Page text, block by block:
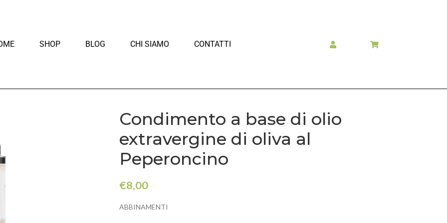
SHOP BLOG CHI SIAMO CONTATTI
Condimento a base di olio
extravergine di oliva al
Peperoncino
€8,00
ABBINAMENTI